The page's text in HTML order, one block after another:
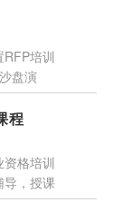
，让学
培训
盘演
及高净值
行对
程
格培训
导，授课
识点，根